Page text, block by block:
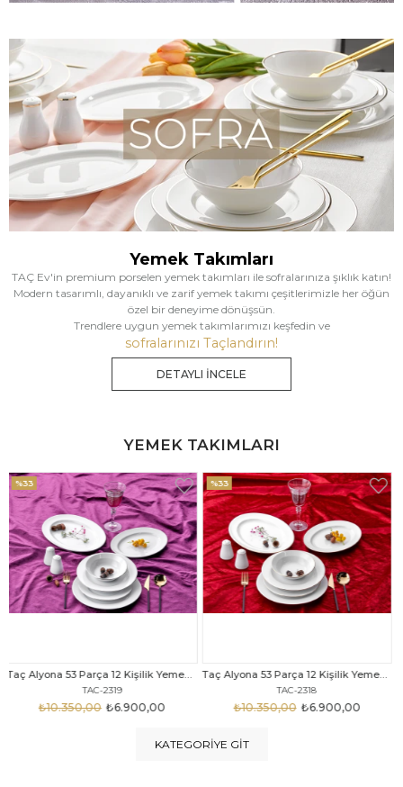
Yemek Takımları
TAÇ Ev'in premium porselen yemek takımları ile sofralarınıza şıklık katın!
Modern tasarımlı, dayanıklı ve zarif yemek takımı çeşitlerimizle her öğün
özel bir deneyime dönüşsün.
Trendlere uygun yemek takımlarımızı keşfedin ve
sofralarınızı Taçlandırın!
DETAYLI İNCELE
YEMEK TAKIMLARI
Taç Alyona 53 Parça 12 Kişilik Yemek Takımı Gold
TAC-2318
₺6.900,00
₺10.350,00
%33
Taç Eliza Alyona 53 Parça 12 Kişilik Yemek Takımı Platin
TAC-2316
₺9.499,00
₺12.669,00
%25
KATEGORIYE GIT